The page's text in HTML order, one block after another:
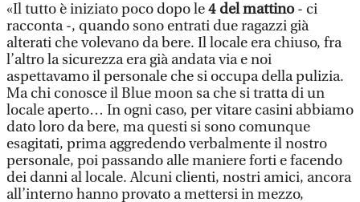
«Il tutto è iniziato poco dopo le4 del mattino- ci
racconta -, quando sono entrati due ragazzi già
alterati che volevano da bere. Il locale era chiuso, fra
l’altro la sicurezza era già andata via e noi
aspettavamo il personale che si occupa della pulizia.
Ma chi conosce il Blue moon sa che si tratta di un
locale aperto… In ogni caso, per vitare casini abbiamo
dato loro da bere, ma questi si sono comunque
esagitati, prima aggredendo verbalmente il nostro
personale, poi passando alle maniere forti e facendo
dei danni al locale. Alcuni clienti, nostri amici, ancora
all’interno hanno provato a mettersi in mezzo,